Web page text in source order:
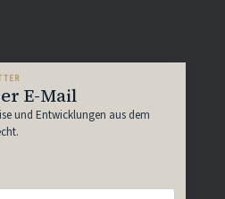
E-Mail
und Entwicklungen aus dem